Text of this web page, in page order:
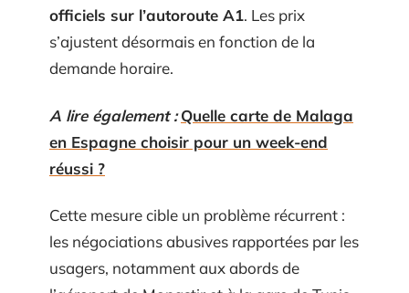
officiels sur l’autoroute A1. Les prix
s’ajustent désormais en fonction de la
demande horaire.
A lire également : Quelle carte de Malaga
en Espagne choisir pour un week-end
réussi ?
Cette mesure cible un problème récurrent :
les négociations abusives rapportées par les
usagers, notamment aux abords de